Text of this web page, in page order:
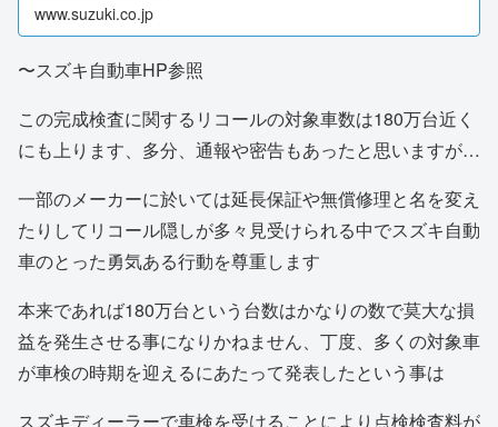
www.suzuki.co.jp
〜スズキ自動車HP参照
この完成検査に関するリコールの対象車数は180万台近く
にも上ります、多分、通報や密告もあったと思いますが…
一部のメーカーに於いては延長保証や無償修理と名を変え
たりしてリコール隠しが多々見受けられる中でスズキ自動
車のとった勇気ある行動を尊重します
本来であれば180万台という台数はかなりの数で莫大な損
益を発生させる事になりかねません、丁度、多くの対象車
が車検の時期を迎えるにあたって発表したという事は
スズキディーラーで車検を受けることにより点検検査料が